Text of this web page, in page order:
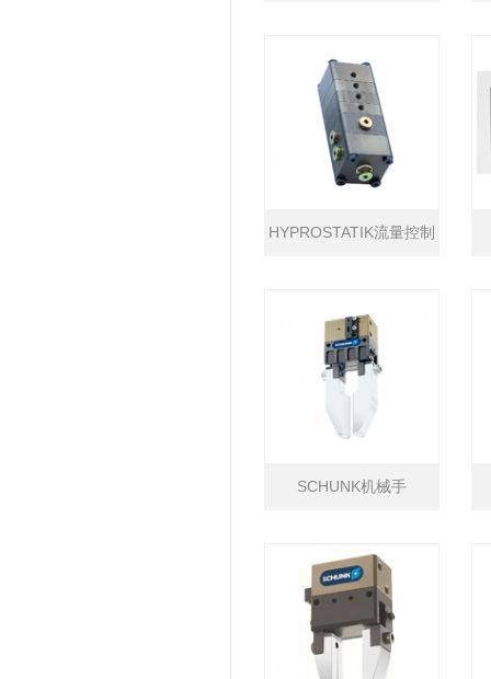
HYPROSTATIK流量控制
SCHUNK机械手